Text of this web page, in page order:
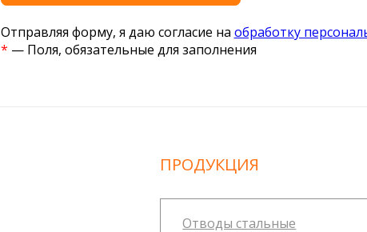
Отправляя форму, я даю согласие на обработку
* — Поля, обязательные для заполнения
ПРОДУКЦИЯ
Отводы стальные